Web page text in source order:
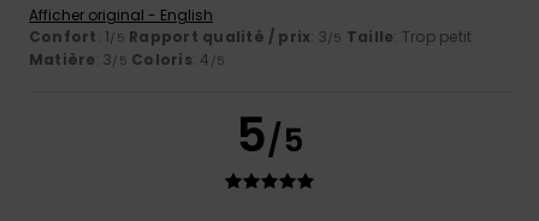
Afficher original - English
Confort: 1/5 Rapport qualité / prix: 3/5 Taille: Trop petit
Matière: 3/5 Coloris: 4 /5
5/5